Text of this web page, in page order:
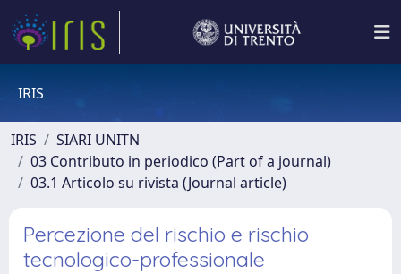
IRIS
IRIS
SIARI UNITN
03 Contributo in periodico (Part of a journal)
03.1 Articolo su rivista (Journal article)
Percezione del rischio e rischio
tecnologico-professionale